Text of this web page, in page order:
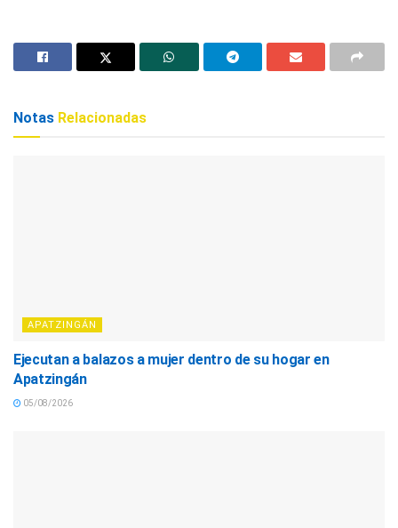
Notas Relacionadas
APATZINGÁN
Ejecutan a balazos a mujer dentro de su hogar en
Apatzingán
05/08/2026